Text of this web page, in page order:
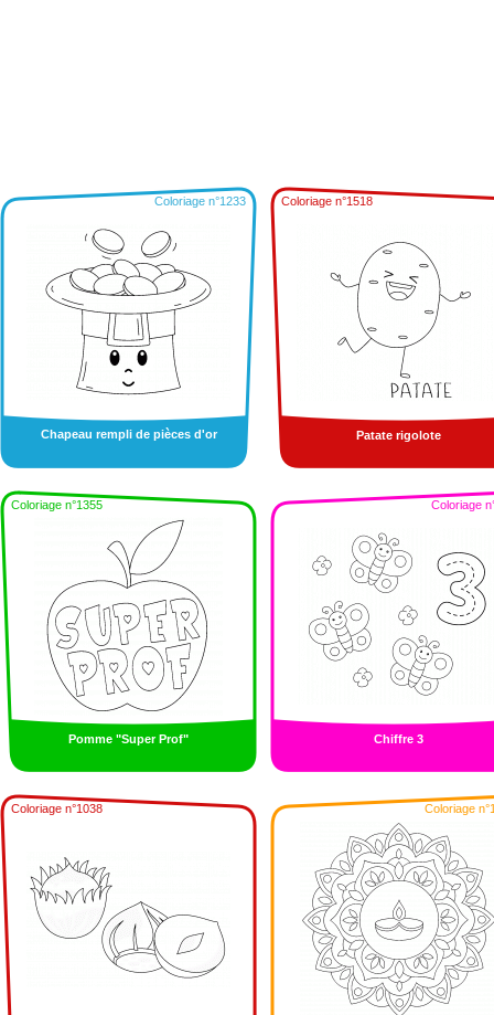
Coloriage n°1233
Chapeau rempli de pièces d'or
Coloriage n°1518
Patate rigolote
Coloriage n°1355
Pomme "Super Prof"
Coloriage
Chiffre 3
Coloriage n°1038 Coloriage